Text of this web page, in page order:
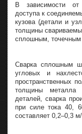
В зависимости от
доступа к
кузова (детали и
толщины
сплошным,
Сварка сплошным
угловых и
пространственных
толщины металла
деталей, сварка
при силе тока 40,
составляет 0,2–0,3